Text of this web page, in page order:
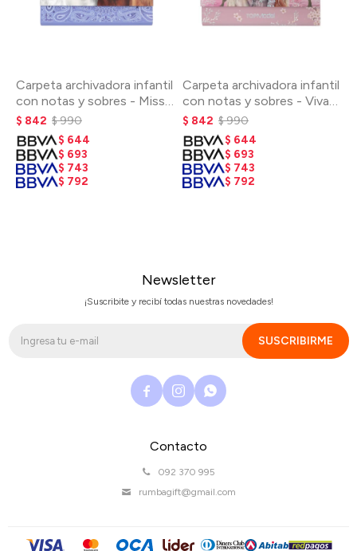
Carpeta archivadora infantil
con notas y sobres - Miss
Melody
$ 842 $990
$ 644
$ 693
$ 743
$ 792
Carpeta archivadora infantil
con notas y sobres - Viva
Violet
$ 842 $990
$ 644
$ 693
$ 743
$ 792
Contacto
092 370 995
rumbagift@gmail.com
Newsletter
¡Suscribite y recibí todas nuestras novedades!
SUSCRIBIRME
  